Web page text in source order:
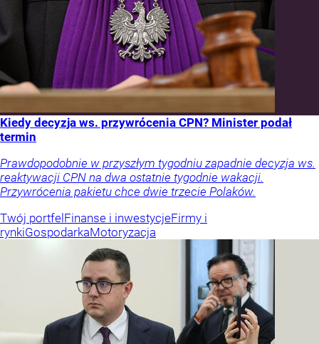
Kiedy decyzja ws. przywrócenia CPN? Minister podał
termin
Prawdopodobnie w przyszłym tygodniu zapadnie decyzja ws.
reaktywacji CPN na dwa ostatnie tygodnie wakacji.
Przywrócenia pakietu chce dwie trzecie Polaków.
Twój portfelFinanse i inwestycjeFirmy i
rynkiGospodarkaMotoryzacja